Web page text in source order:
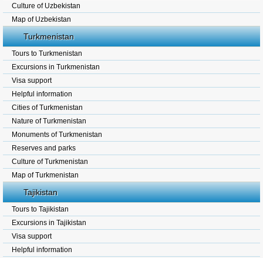
Culture of Uzbekistan
Map of Uzbekistan
Turkmenistan
Tours to Turkmenistan
Excursions in Turkmenistan
Visa support
Helpful information
Cities of Turkmenistan
Nature of Turkmenistan
Monuments of Turkmenistan
Reserves and parks
Culture of Turkmenistan
Map of Turkmenistan
Tajikistan
Tours to Tajikistan
Excursions in Tajikistan
Visa support
Helpful information